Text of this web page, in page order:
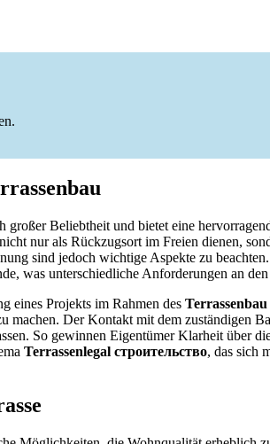
großer Beliebtheit und bietet eine
nur als Rückzugsort im Freien dienen,
sind jedoch wichtige Aspekte zu
was unterschiedliche Anforderungen an
eines Projekts im Rahmen des Terrassenbau
machen. Der Kontakt mit dem zuständigen
So gewinnen Eigentümer Klarheit über
Terrassenlegal строительство, das sich